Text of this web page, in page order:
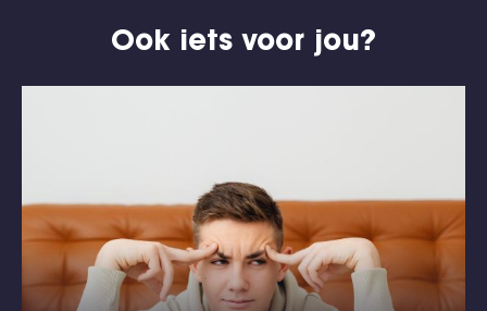
Ook iets voor jou?